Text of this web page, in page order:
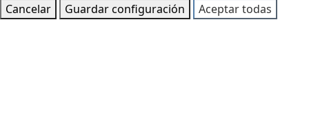
Cancelar
Guardar configuración Aceptar todas